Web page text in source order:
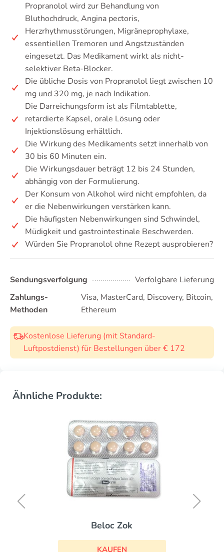
Propranolol wird zur Behandlung von
Bluthochdruck, Angina pectoris,
Herzrhythmusstörungen, Migräneprophylaxe,
essentiellen Tremoren und Angstzuständen
eingesetzt. Das Medikament wirkt als nicht-
selektiver Beta-Blocker.
Die übliche Dosis von Propranolol liegt zwischen 10
mg und 320 mg, je nach Indikation.
Die Darreichungsform ist als Filmtablette,
retardierte Kapsel, orale Lösung oder
Injektionslösung erhältlich.
Die Wirkung des Medikaments setzt innerhalb von
30 bis 60 Minuten ein.
Die Wirkungsdauer beträgt 12 bis 24 Stunden,
abhängig von der Formulierung.
Der Konsum von Alkohol wird nicht empfohlen, da
er die Nebenwirkungen verstärken kann.
Die häufigsten Nebenwirkungen sind Schwindel,
Müdigkeit und gastrointestinale Beschwerden.
Würden Sie Propranolol ohne Rezept ausprobieren?
Sendungsverfolgung
Verfolgbare Lieferung
Zahlungs-
Methoden
Visa, MasterCard, Discovery, Bitcoin,
Ethereum
Kostenlose Lieferung (mit Standard-
Luftpostdienst) für Bestellungen über € 172
Ähnliche Produkte:
Beloc Zok
KAUFEN